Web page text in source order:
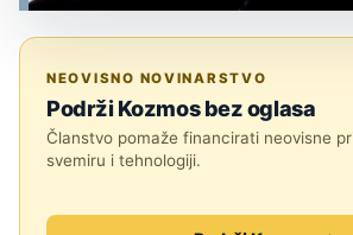
NEOVISNO NOVINARSTVO
Podrži Kozmos bez oglasa
Članstvo pomaže financirati neovisne
svemiru i tehnologiji.